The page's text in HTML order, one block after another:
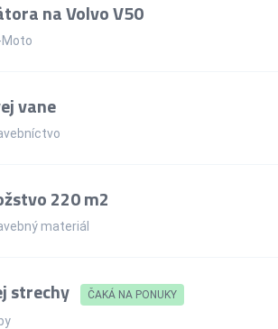
na Volvo V50
vane
220 m2
materiál
strechy ČAKÁ NA PONUKY